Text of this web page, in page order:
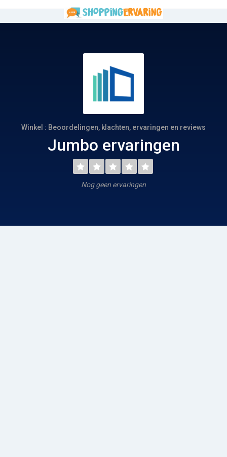
Winkel : Beoordelingen, klachten, ervaringen en reviews
Jumbo ervaringen
Nog geen ervaringen